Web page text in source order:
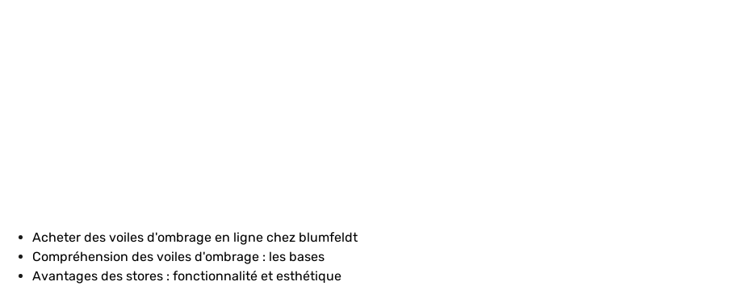
Acheter des voiles d'ombrage en ligne chez blumfeldt
Compréhension des voiles d'ombrage : les bases
Avantages des stores : fonctionnalité et esthétique